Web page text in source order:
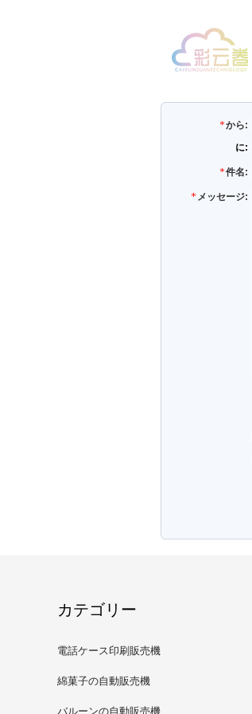
から:
に:
件名:
メッセージ:
カテゴリー
電話ケース印刷販売機
綿菓子の自動販売機
バルーンの自動販売機